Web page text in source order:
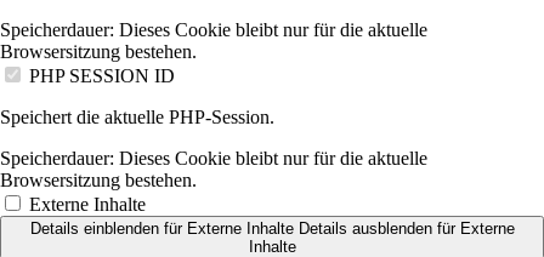
Speicherdauer: Dieses Cookie bleibt nur für die aktuelle
Browsersitzung bestehen.
PHP SESSION ID
Speichert die aktuelle PHP-Session.
Speicherdauer: Dieses Cookie bleibt nur für die aktuelle
Browsersitzung bestehen.
Externe Inhalte
Details einblendenfür Externe Inhalte Details ausblendenfür Externe
Inhalte